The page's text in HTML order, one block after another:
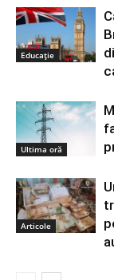
Educație
Ultima oră
Articole